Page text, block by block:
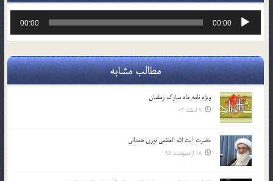
پخش‌کننده
00:00
00:00
مطالب مشابه
ویژه نامه ماه مبارک رمضان
9 اسفند 03
حضرت آیت الله العظمی نوری همدانی
18 اردیبهشت 98